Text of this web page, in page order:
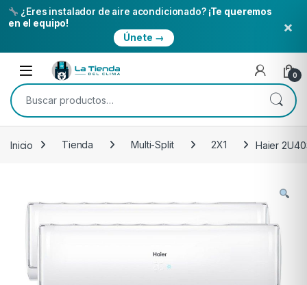
¿Eres instalador de aire acondicionado? ¡Te queremos
en el equipo!
Únete →
×
Skip to navigation
Skip to content
Open 0
Buscar por:
Inicio Tienda Multi-Split 2X1 Haier